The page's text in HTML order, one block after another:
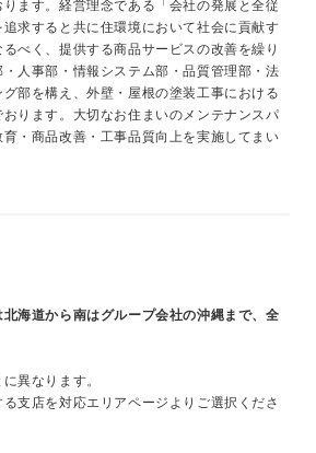
ます。経営理念である「会社の発展と全従
求すると共に住環境において社会に貢献す
べく、提供する商品サービスの改善を繰り
人事部・情報システム部・品質管理部・法
部を構え、外壁・屋根の塗装工事における
ります。大切なお住まいのメンテナンスパ
・商品改善・工事品質向上を実施してまい
海道から南はグループ会社の沖縄まで、全
異なります。
支店を対応エリアページよりご選択くださ